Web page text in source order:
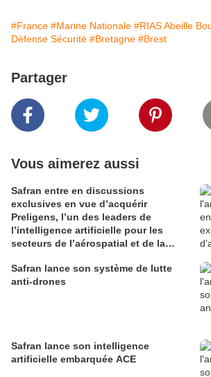
#France #Marine Nationale #RIAS Abeille
Défense Sécurité #Bretagne #Brest
Partager
Vous aimerez aussi
Safran entre en discussions
exclusives en vue d’acquérir
Preligens, l’un des leaders de
l’intelligence artificielle pour les
secteurs de l’aérospatial et de la
Safran lance son système de lutte
anti-drones
Safran lance son intelligence
artificielle embarquée ACE